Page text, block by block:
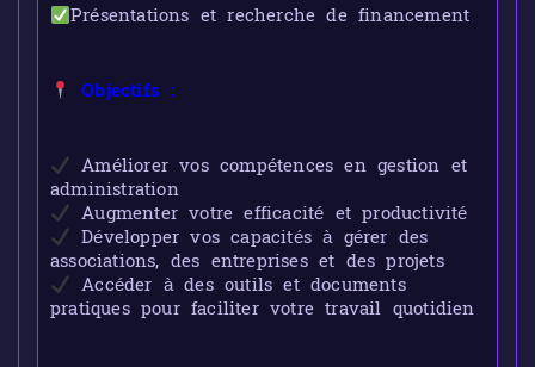
Présentations et recherche de financement
Objectifs :
Améliorer vos compétences en gestion et
administration
Augmenter votre efficacité et productivité
Développer vos capacités à gérer des
associations, des entreprises et des projets
Accéder à des outils et documents
pratiques pour faciliter votre travail quotidien